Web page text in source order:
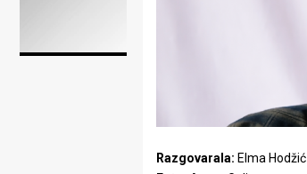
u
Razgovarala: Elma Hodžić